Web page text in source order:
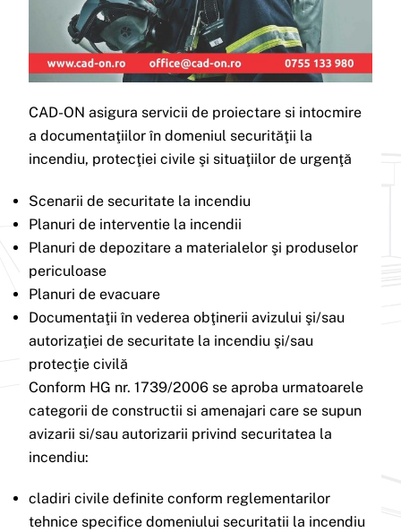
CAD-ON asigura servicii de proiectare si intocmire
a documentaţiilor în domeniul securităţii la
incendiu, protecţiei civile şi situaţiilor de urgenţă
Scenarii de securitate la incendiu
Planuri de interventie la incendii
Planuri de depozitare a materialelor şi produselor
periculoase
Planuri de evacuare
Documentaţii în vederea obţinerii avizului şi/sau
autorizaţiei de securitate la incendiu şi/sau
protecţie civilă
Conform HG nr. 1739/2006 se aproba urmatoarele
categorii de constructii si amenajari care se supun
avizarii si/sau autorizarii privind securitatea la
incendiu:
cladiri civile definite conform reglementarilor
tehnice specifice domeniului securitatii la incendiu